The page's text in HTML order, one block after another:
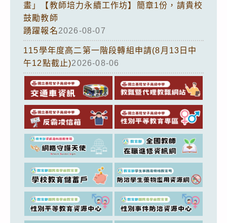
畫」【教師培力永續工作坊】簡章1份，請貴校
鼓勵教師
踴躍報名2026-08-07
115學年度高二第一階段轉組申請(8月13日中
午12點截止)2026-08-06